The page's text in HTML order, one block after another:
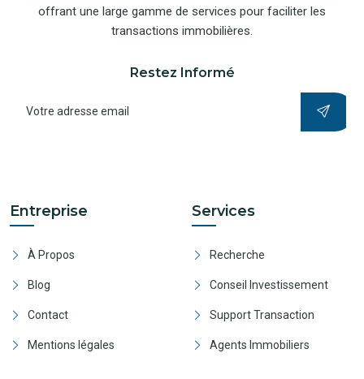
offrant une large gamme de services pour faciliter les
transactions immobilières.
Restez Informé
Entreprise
À Propos
Blog
Contact
Mentions légales
Services
Recherche
Conseil Investissement
Support Transaction
Agents Immobiliers